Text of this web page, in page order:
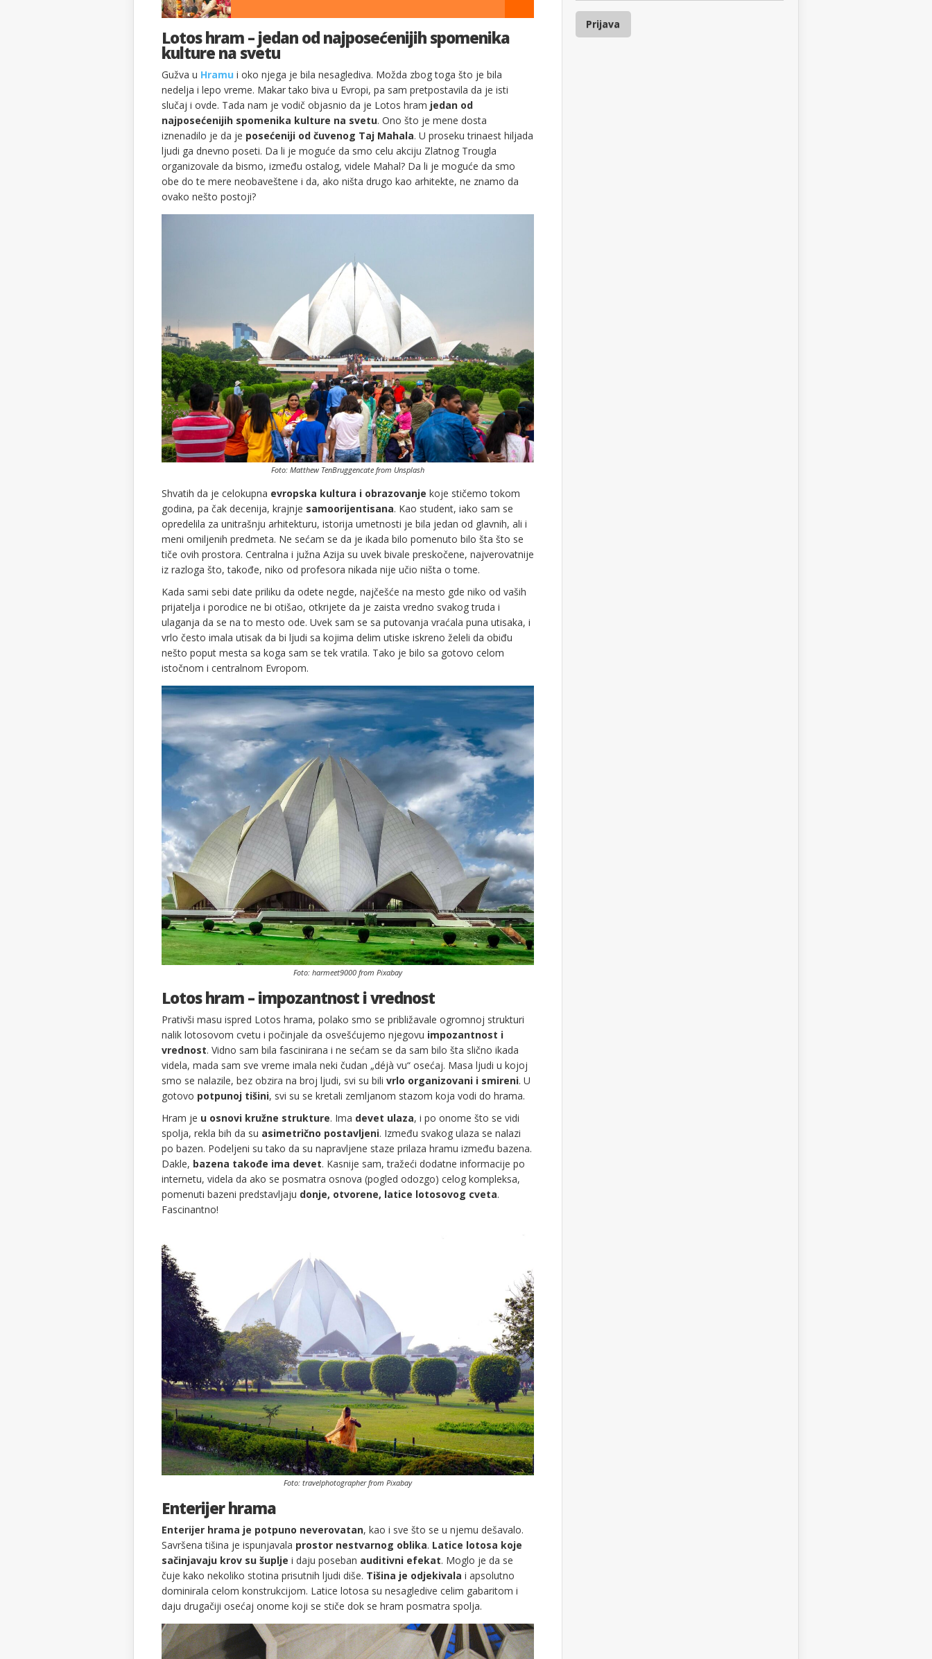
Lotos hram – jedan od najposećenijih spomenika
kulture na svetu
Gužva u Hramu i oko njega je bila nesaglediva. Možda zbog toga što je bila
nedelja i lepo vreme. Makar tako biva u Evropi, pa sam pretpostavila da je isti
slučaj i ovde. Tada nam je vodič objasnio da je Lotos hram jedan od
najposećenijih spomenika kulture na svetu. Ono što je mene dosta
iznenadilo je da je posećeniji od čuvenog Taj Mahala. U proseku trinaest hiljada
ljudi ga dnevno poseti. Da li je moguće da smo celu akciju Zlatnog Trougla
organizovale da bismo, između ostalog, videle Mahal? Da li je moguće da smo
obe do te mere neobaveštene i da, ako ništa drugo kao arhitekte, ne znamo da
ovako nešto postoji?
Foto: Matthew TenBruggencate from Unsplash
Shvatih da je celokupna evropska kultura i obrazovanje koje stičemo tokom
godina, pa čak decenija, krajnje samoorijentisana. Kao student, iako sam se
opredelila za unitrašnju arhitekturu, istorija umetnosti je bila jedan od glavnih, ali i
meni omiljenih predmeta. Ne sećam se da je ikada bilo pomenuto bilo šta što se
tiče ovih prostora. Centralna i južna Azija su uvek bivale preskočene, najverovatnije
iz razloga što, takođe, niko od profesora nikada nije učio ništa o tome.
Kada sami sebi date priliku da odete negde, najčešće na mesto gde niko od vaših
prijatelja i porodice ne bi otišao, otkrijete da je zaista vredno svakog truda i
ulaganja da se na to mesto ode. Uvek sam se sa putovanja vraćala puna utisaka, i
vrlo često imala utisak da bi ljudi sa kojima delim utiske iskreno želeli da obiđu
nešto poput mesta sa koga sam se tek vratila. Tako je bilo sa gotovo celom
istočnom i centralnom Evropom.
Foto: harmeet9000 from Pixabay
Lotos hram – impozantnost i vrednost
Prativši masu ispred Lotos hrama, polako smo se približavale ogromnoj strukturi
nalik lotosovom cvetu i počinjale da osvešćujemo njegovu impozantnost i
vrednost. Vidno sam bila fascinirana i ne sećam se da sam bilo šta slično ikada
videla, mada sam sve vreme imala neki čudan „déjà vu“ osećaj. Masa ljudi u kojoj
smo se nalazile, bez obzira na broj ljudi, svi su bili vrlo organizovani i smireni. U
gotovo potpunoj tišini, svi su se kretali zemljanom stazom koja vodi do hrama.
Hram je u osnovi kružne strukture. Ima devet ulaza, i po onome što se vidi
spolja, rekla bih da su asimetrično postavljeni. Između svakog ulaza se nalazi
po bazen. Podeljeni su tako da su napravljene staze prilaza hramu između bazena.
Dakle, bazena takođe ima devet. Kasnije sam, tražeći dodatne informacije po
internetu, videla da ako se posmatra osnova (pogled odozgo) celog kompleksa,
pomenuti bazeni predstavljaju donje, otvorene, latice lotosovog cveta.
Fascinantno!
Foto: travelphotographer from Pixabay
Enterijer hrama
Enterijer hrama je potpuno neverovatan, kao i sve što se u njemu dešavalo.
Savršena tišina je ispunjavala prostor nestvarnog oblika. Latice lotosa koje
sačinjavaju krov su šuplje i daju poseban auditivni efekat. Moglo je da se
čuje kako nekoliko stotina prisutnih ljudi diše. Tišina je odjekivala i apsolutno
dominirala celom konstrukcijom. Latice lotosa su nesagledive celim gabaritom i
daju drugačiji osećaj onome koji se stiče dok se hram posmatra spolja.
Prijava